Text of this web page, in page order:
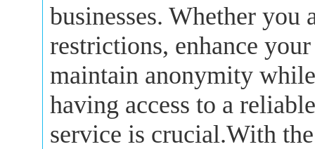
businesses. Whether you
restrictions, enhance
maintain anonymity
having access to a
service is crucial.With